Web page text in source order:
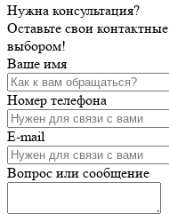
Нужна консультация?
Оставьте свои
выбором!
Ваше имя
Номер телефона
E-mail
Вопрос или сообщение